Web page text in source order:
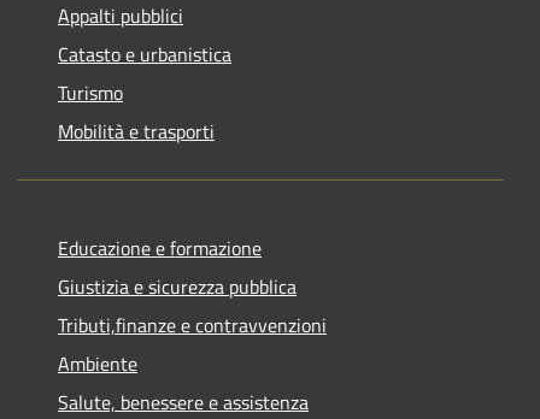
Appalti pubblici
Catasto e urbanistica
Turismo
Mobilità e trasporti
Educazione e formazione
Giustizia e sicurezza pubblica
Tributi,finanze e contravvenzioni
Ambiente
Salute, benessere e assistenza